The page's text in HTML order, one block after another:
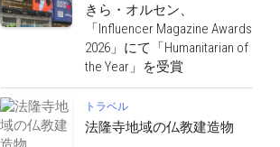
きら・オルセン、
「Influencer Magazine Awards
2026」にて「Humanitarian of
the Year」を受賞
トラベル
法隆寺地域の仏教建造物